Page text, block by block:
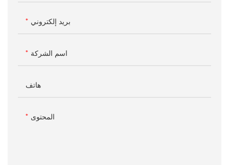
بريد إلكتروني
اسم الشركة
هاتف
المحتوى